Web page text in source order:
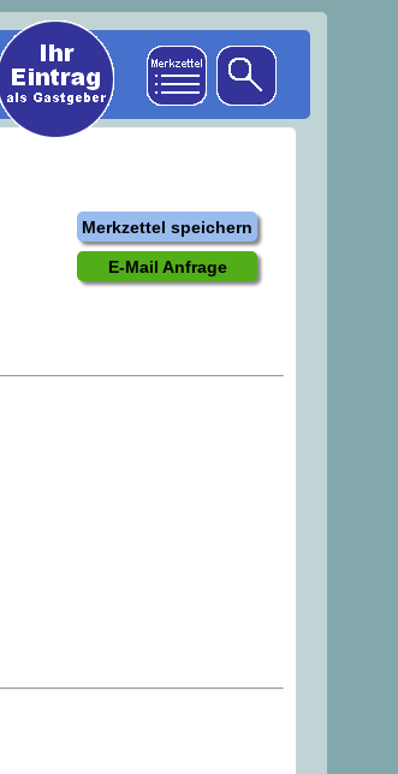
Merkzettel speichern
E-Mail Anfrage